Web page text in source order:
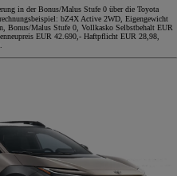
in der Bonus/Malus Stufe 0 über die Toyota
bZ4X Active 2WD, Eigengewicht
Bonus/Malus Stufe 0, Vollkasko Selbstbehalt EUR
EUR 42.690,- Haftpflicht EUR 28,98,